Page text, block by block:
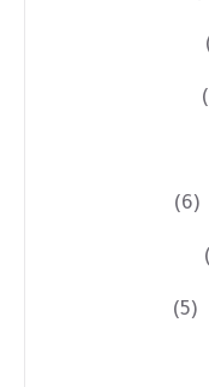
(6)
(5)